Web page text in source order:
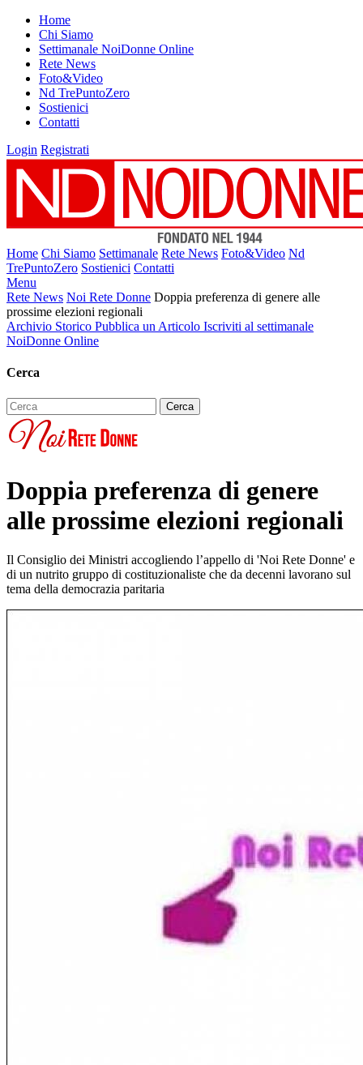
Home
Chi Siamo
Settimanale NoiDonne Online
Rete News
Foto&Video
Nd TrePuntoZero
Sostienici
Contatti
Login Registrati
Home Chi Siamo Settimanale Rete News Foto&Video Nd
TrePuntoZero Sostienici Contatti
Menu
Rete News Noi Rete Donne Doppia preferenza di genere alle
prossime elezioni regionali
Archivio Storico Pubblica un Articolo Iscriviti al settimanale
NoiDonne Online
Cerca
Doppia preferenza di genere
alle prossime elezioni regionali
Il Consiglio dei Ministri accogliendo l’appello di 'Noi Rete Donne' e
di un nutrito gruppo di costituzionaliste che da decenni lavorano sul
tema della democrazia paritaria